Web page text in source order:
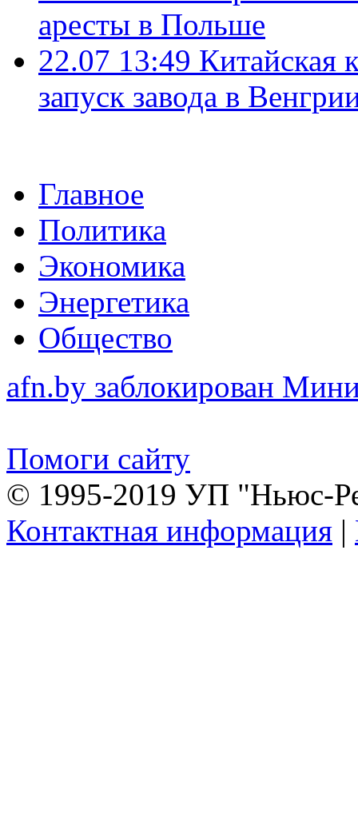
аресты в Польше
22.07 13:49 Китайская
запуск завода в
Главное
Политика
Экономика
Энергетика
Общество
afn.by заблокирован
Помоги сайту
© 1995-2019 УП "Ньюс-
Контактная информация |